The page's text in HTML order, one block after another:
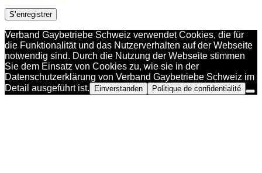
S’enregistrer
Verband Gaybetriebe Schweiz verwendet Cookies, die für
die Funktionalität und das Nutzerverhalten auf der Webseite
notwendig sind. Durch die Nutzung der Webseite stimmen
Sie dem Einsatz von Cookies zu, wie sie in der
Datenschutzerklärung von Verband Gaybetriebe Schweiz im
Detail ausgeführt ist.
Einverstanden Politique de confidentialité